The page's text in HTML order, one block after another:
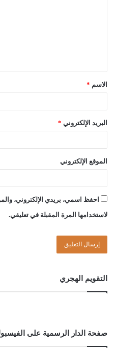
الاسم *
البريد الإلكتروني *
الموقع الإلكتروني
احفظ اسمي، بريدي الإلكتروني،
لاستخدامها المرة المقبلة في تعليقي.
التقويم الهجري
صفحة الدار الرسمية على